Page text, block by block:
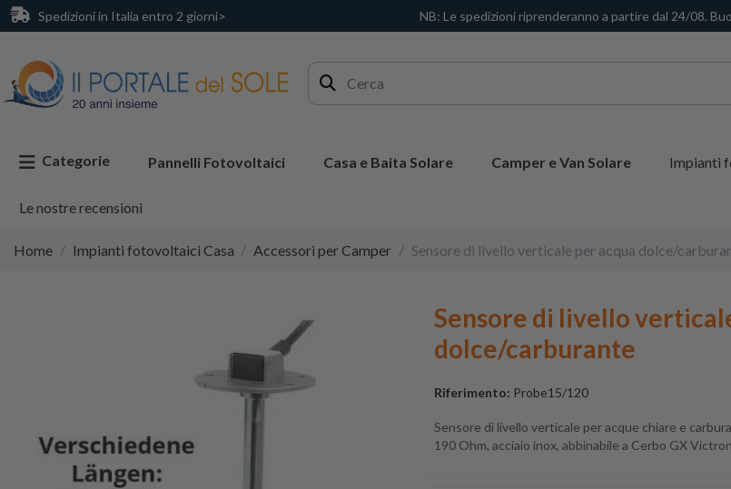
Spedizioni in Italia entro 2 giorni> NB: Le spedizioni riprenderanno a partire dal 24/08.
Categorie Pannelli Fotovoltaici Casa e Baita Solare Camper e Van Solare Impianti
Le nostre recensioni
Home Impianti fotovoltaici Casa Accessori per Camper Sensore di livello verticale per acqua dolce/
Sensore di livello
dolce/carburante
Riferimento: Probe15/120
Sensore di livello verticale per acque chiare e
190 Ohm, acciaio inox, abbinabile a Cerbo GX Victron